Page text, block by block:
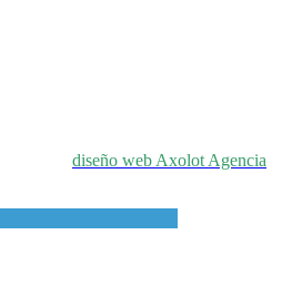
diseño web Axolot Agencia